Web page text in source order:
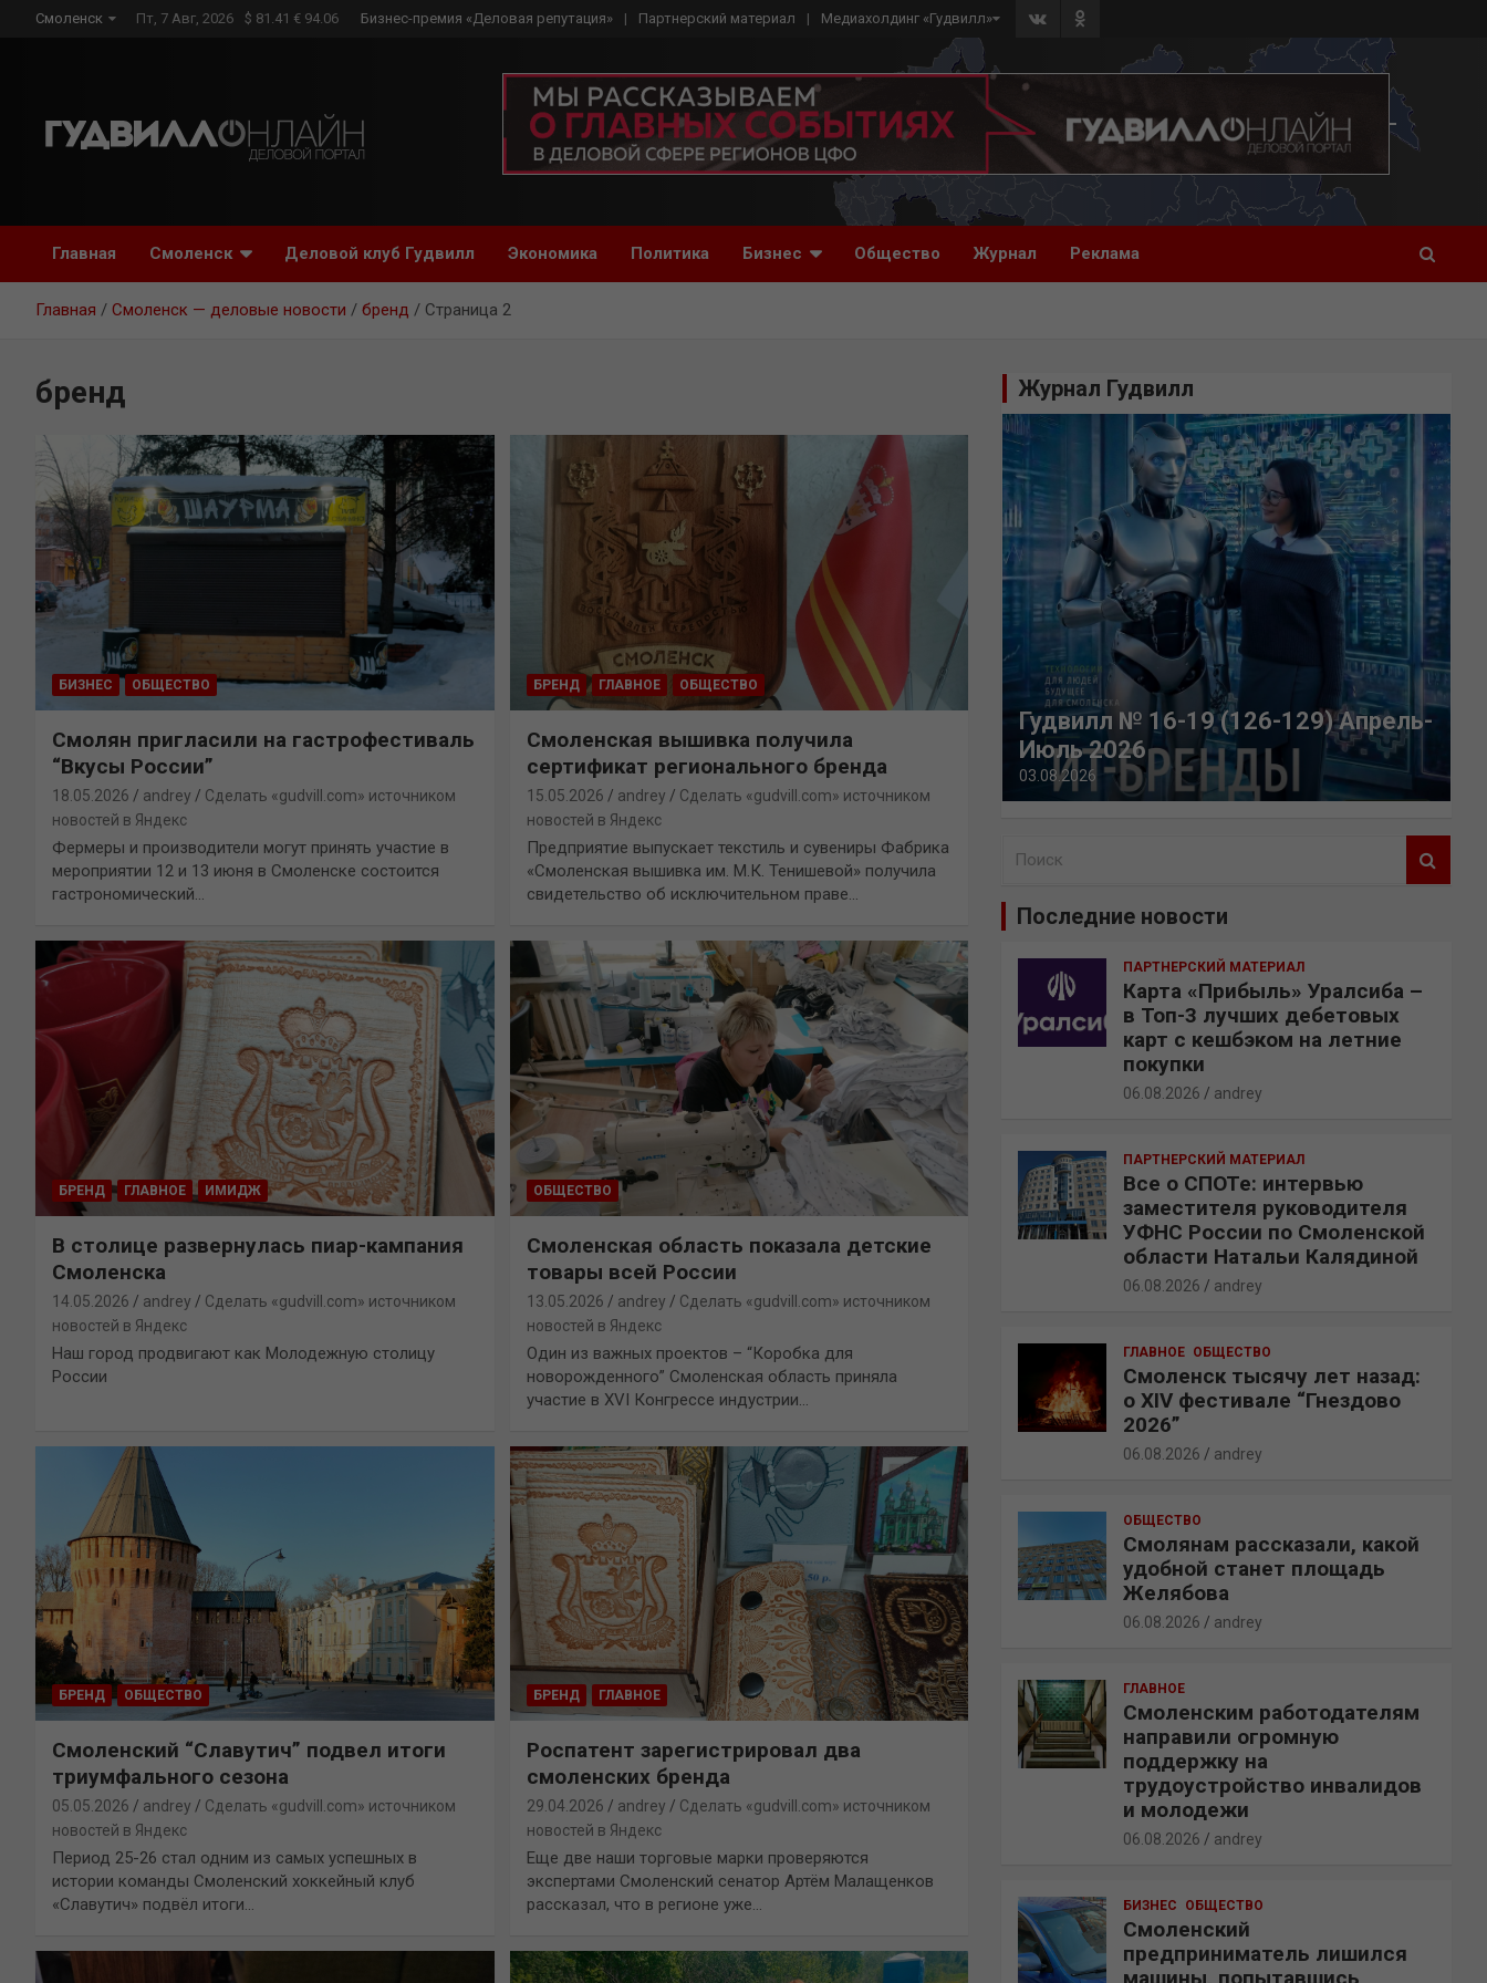
Смоленск Пт, 7 Авг, 2026 $ 81.41 € 94.06 Бизнес-премия «Деловая репутация» Партнерский материал Медиахолдинг «Гудвилл»
Главная Смоленск Деловой клуб Гудвилл Экономика Политика Бизнес Общество Журнал Реклама
Главная Смоленск — деловые новости бренд Страница 2
бренд
БИЗНЕС ОБЩЕСТВО
Смолян пригласили на гастрофестиваль
“Вкусы России”
18.05.2026 andrey
Сделать «gudvill.com» источником
новостей в Яндекс
Фермеры и производители могут принять участие в
мероприятии 12 и 13 июня в Смоленске состоится
гастрономический…
БРЕНД ГЛАВНОЕ ОБЩЕСТВО
Смоленская вышивка получила
сертификат регионального бренда
15.05.2026 andrey
Сделать «gudvill.com» источником
новостей в Яндекс
Предприятие выпускает текстиль и сувениры Фабрика
«Смоленская вышивка им. М.К. Тенишевой» получила
свидетельство об исключительном праве…
БРЕНД ГЛАВНОЕ ИМИДЖ
В столице развернулась пиар-кампания
Смоленска
14.05.2026 andrey
Сделать «gudvill.com» источником
новостей в Яндекс
Наш город продвигают как Молодежную столицу
России
ОБЩЕСТВО
Смоленская область показала детские
товары всей России
13.05.2026 andrey
Сделать «gudvill.com» источником
новостей в Яндекс
Один из важных проектов – “Коробка для
новорожденного” Смоленская область приняла
участие в XVI Конгрессе индустрии…
БРЕНД ОБЩЕСТВО
Смоленский “Славутич” подвел итоги
триумфального сезона
05.05.2026 andrey
Сделать «gudvill.com» источником
новостей в Яндекс
Период 25-26 стал одним из самых успешных в
истории команды Смоленский хоккейный клуб
«Славутич» подвёл итоги…
БРЕНД ГЛАВНОЕ
Роспатент зарегистрировал два
смоленских бренда
29.04.2026 andrey
Сделать «gudvill.com» источником
новостей в Яндекс
Еще две наши торговые марки проверяются
экспертами Смоленский сенатор Артём Малащенков
рассказал, что в регионе уже…
Журнал Гудвилл
Гудвилл № 16-19 (126-129) Апрель-
Июль 2026
03.08.2026
Последние новости
ПАРТНЕРСКИЙ МАТЕРИАЛ
Карта «Прибыль» Уралсиба –
в Топ-3 лучших дебетовых
карт с кешбэком на летние
покупки
06.08.2026 andrey
ПАРТНЕРСКИЙ МАТЕРИАЛ
Все о СПОТе: интервью
заместителя руководителя
УФНС России по Смоленской
области Натальи Калядиной
06.08.2026 andrey
ГЛАВНОЕ ОБЩЕСТВО
Смоленск тысячу лет назад:
о XIV фестивале “Гнездово
2026”
06.08.2026 andrey
ОБЩЕСТВО
Смолянам рассказали, какой
удобной станет площадь
Желябова
06.08.2026 andrey
ГЛАВНОЕ
Смоленским работодателям
направили огромную
поддержку на
трудоустройство инвалидов
и молодежи
06.08.2026 andrey
БИЗНЕС ОБЩЕСТВО
Смоленский
предприниматель лишился